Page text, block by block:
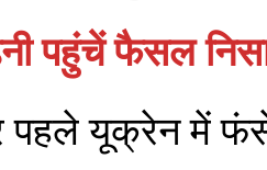
पहुंचें फैसल
पहले यूक्रेन में